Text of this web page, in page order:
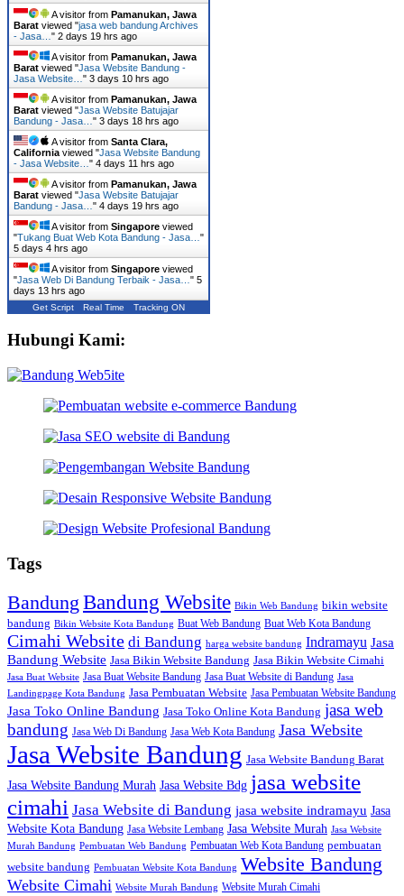
A visitor from Pamanukan, Jawa
Barat viewed "jasa web bandung Archives
- Jasa… " 2 days 19 hrs ago
A visitor from Pamanukan, Jawa
Barat viewed "Jasa Website Bandung -
Jasa Website… " 3 days 10 hrs ago
A visitor from Pamanukan, Jawa
Barat viewed "Jasa Website Batujajar
Bandung - Jasa… " 3 days 18 hrs ago
A visitor from Santa Clara,
California viewed "Jasa Website Bandung
- Jasa Website… " 4 days 11 hrs ago
A visitor from Pamanukan, Jawa
Barat viewed "Jasa Website Batujajar
Bandung - Jasa… " 4 days 19 hrs ago
A visitor from Singapore viewed
"Tukang Buat Web Kota Bandung - Jasa… "
5 days 4 hrs ago
A visitor from Singapore viewed
"Jasa Web Di Bandung Terbaik - Jasa… " 5
days 13 hrs ago
Get Script Real Time Tracking ON
Hubungi Kami:
Tags
Bandung Bandung Website Bikin Web Bandung bikin website
bandung Bikin Website Kota Bandung Buat Web Bandung Buat Web Kota Bandung
Cimahi Website di Bandung harga website bandung Indramayu Jasa
Bandung Website Jasa Bikin Website Bandung Jasa Bikin Website Cimahi
Jasa Buat Website Jasa Buat Website Bandung Jasa Buat Website di Bandung Jasa
Landingpage Kota Bandung Jasa Pembuatan Website Jasa Pembuatan Website Bandung
Jasa Toko Online Bandung Jasa Toko Online Kota Bandung jasa web
bandung Jasa Web Di Bandung Jasa Web Kota Bandung Jasa Website
Jasa Website Bandung Jasa Website Bandung Barat
Jasa Website Bandung Murah Jasa Website Bdg jasa website
cimahi Jasa Website di Bandung jasa website indramayu Jasa
Website Kota Bandung Jasa Website Lembang Jasa Website Murah Jasa Website
Murah Bandung Pembuatan Web Bandung Pembuatan Web Kota Bandung pembuatan
website bandung Pembuatan Website Kota Bandung Website Bandung
Website Cimahi Website Murah Bandung Website Murah Cimahi